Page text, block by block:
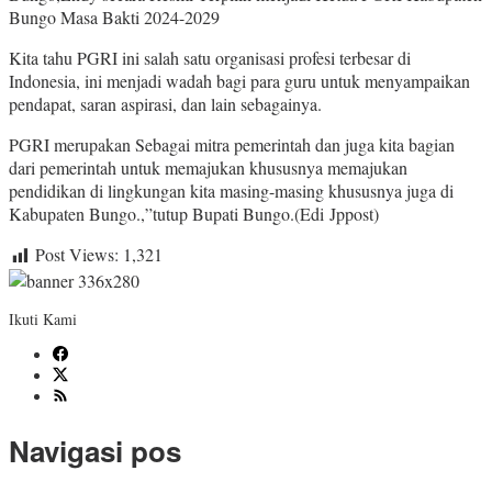
Bungo Masa Bakti 2024-2029
Kita tahu PGRI ini salah satu organisasi profesi terbesar di
Indonesia, ini menjadi wadah bagi para guru untuk menyampaikan
pendapat, saran aspirasi, dan lain sebagainya.
PGRI merupakan Sebagai mitra pemerintah dan juga kita bagian
dari pemerintah untuk memajukan khususnya memajukan
pendidikan di lingkungan kita masing-masing khususnya juga di
Kabupaten Bungo.,”tutup Bupati Bungo.(Edi Jppost)
Post Views: 1,321
Ikuti Kami
Navigasi pos